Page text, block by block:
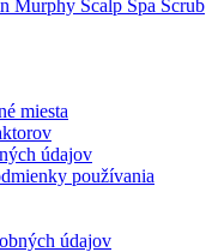
Murphy Scalp Spa Scrub
miesta
údajov
používania
údajov